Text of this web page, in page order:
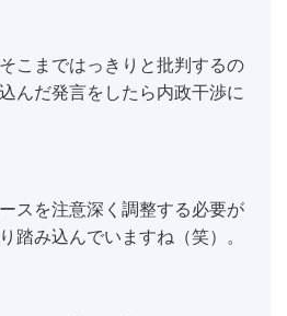
こまではっきりと批判するの
んだ発言をしたら内政干渉に
を注意深く調整する必要が
踏み込んでいますね（笑）。